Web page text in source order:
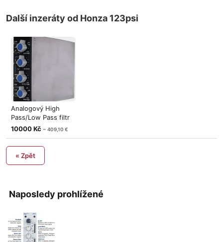
Naposledy prohlížené
Další inzeráty od Honza 123psi
Analogový High
Pass/Low Pass filtr
API Audio
10000 Kč ~ 409,10 €
« Zpět